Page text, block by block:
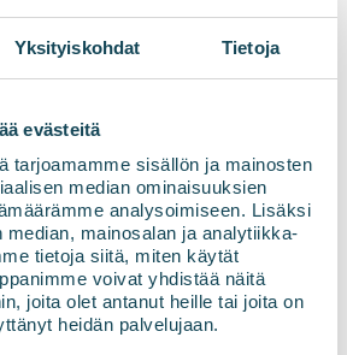
Yksityiskohdat Tietoja
evästeitä
tarjoamamme sisällön ja mainosten
median ominaisuuksien
analysoimiseen. Lisäksi
median, mainosalan ja analytiikka-
tietoja siitä, miten käytät
voivat yhdistää näitä
joita olet antanut heille tai joita on
heidän palvelujaan.
cisternomis, laivais arba
vamzdynų.
ir naudoti
energiją netgi tose vietovėse,
infrastruktūros.